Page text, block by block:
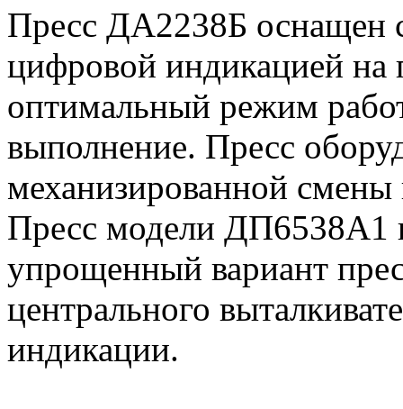
Пресс ДА2238Б оснащен
цифровой индикацией на
оптимальный режим
выполнение. Пресс
механизированной
Пресс модели ДП6538А1
упрощенный вариант
центрального
индикации.